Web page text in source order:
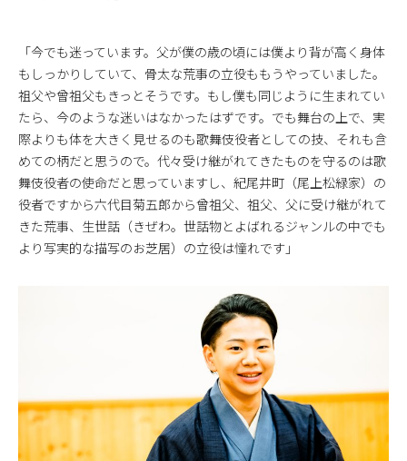
「今でも迷っています。父が僕の歳の頃には僕より背が高く身体
もしっかりしていて、骨太な荒事の立役ももうやっていました。
祖父や曾祖父もきっとそうです。もし僕も同じように生まれてい
たら、今のような迷いはなかったはずです。でも舞台の上で、実
際よりも体を大きく見せるのも歌舞伎役者としての技、それも含
めての柄だと思うので。代々受け継がれてきたものを守るのは歌
舞伎役者の使命だと思っていますし、紀尾井町（尾上松緑家）の
役者ですから六代目菊五郎から曾祖父、祖父、父に受け継がれて
きた荒事、生世話（きぜわ。世話物とよばれるジャンルの中でも
より写実的な描写のお芝居）の立役は憧れです」